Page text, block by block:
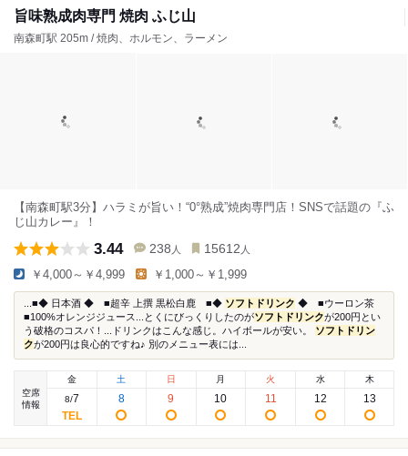
旨味熟成肉専門 焼肉 ふじ山
南森町駅 205m / 焼肉、ホルモン、ラーメン
【南森町駅3分】ハラミが旨い！“0°熟成”焼肉専門店！SNSで話題の『ふ
じ山カレー』！
3.44 238 人 15612 人
￥4,000～￥4,999 ￥1,000～￥1,999
...■◆ 日本酒 ◆ ■超辛 上撰 黒松白鹿 ■◆ ソフトドリンク ◆ ■ウーロン茶
■100%オレンジジュース...とくにびっくりしたのがソフトドリンクが200円とい
う破格のコスパ！...ドリンクはこんな感じ。ハイボールが安い。 ソフトドリン
クが200円は良心的ですね♪ 別のメニュー表には...
空席
情報
金
8/7
土
8
日
9
月
10
火
11
水
12
木
13